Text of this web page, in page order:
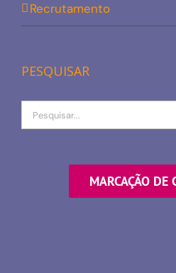
Recrutamento
PESQUISAR
Procurar
por
MARCAÇÃO DE